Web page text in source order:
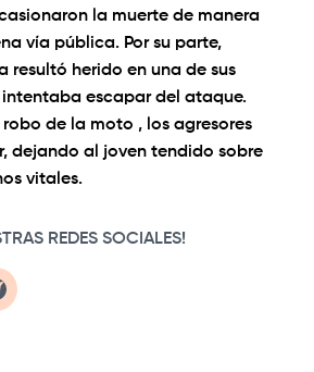
la muerte de manera
vía pública. Por su parte,
resultó herido en una de sus
escapar del ataque.
de la moto , los agresores
dejando al joven tendido sobre
vitales.
REDES SOCIALES!